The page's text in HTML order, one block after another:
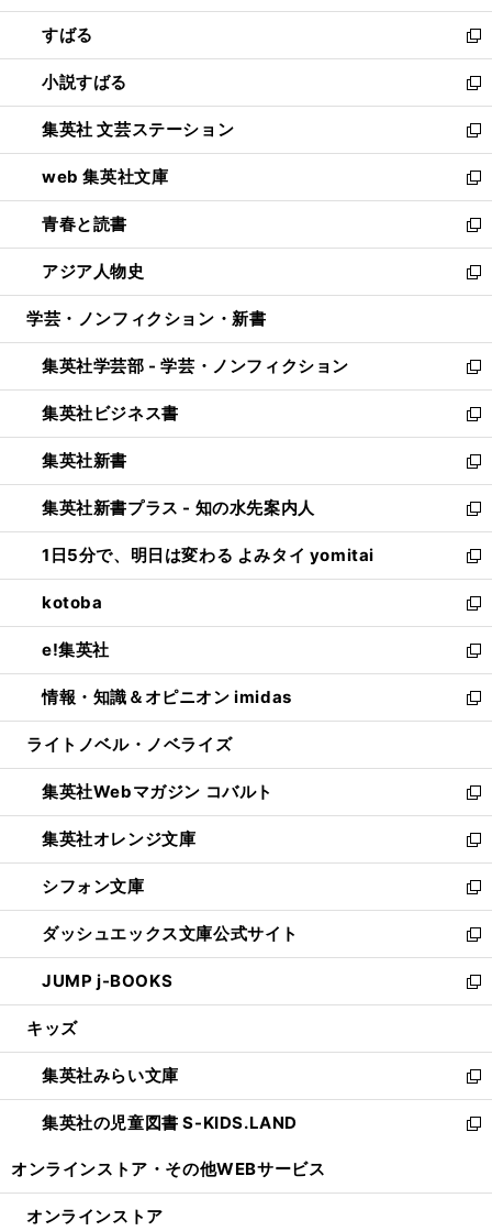
開
く
ウ
で
開
く
ン
ド
ウ
で
開
く
すばる
新
し
い
ウ
ィ
ン
ド
ウ
で
開
く
小説すばる
新
し
い
ウ
ィ
ン
ド
ウ
で
開
集英社 文芸ステーション
新
し
い
ウ
ィ
ン
ド
ウ
開
く
web 集英社文庫
新
し
い
ウ
ィ
ン
ウ
で
開
く
青春と読書
新
し
い
ウ
ン
ド
ウ
で
開
く
アジア人物史
新
し
ウ
ィ
ン
ド
ウ
で
開
く
学芸・ノンフィクション・新書
集英社学芸部 - 学芸・ノンフィクション
新
し
い
ウ
ィ
ン
ド
ウ
で
開
く
集英社ビジネス書
新
し
い
ウ
ィ
ン
ド
ウ
で
開
く
集英社新書
新
し
い
ウ
ィ
ン
ド
ウ
で
開
く
集英社新書プラス - 知の水先案内人
新
し
い
ウ
ィ
ン
ド
ウ
で
開
1日5分で、明日は変わる よみタイ yomitai
新
し
い
ウ
ィ
ン
ド
ウ
開
く
kotoba
新
し
い
ウ
ィ
ン
ウ
で
開
く
e!集英社
新
し
い
ウ
ン
ド
ウ
で
開
く
情報・知識＆オピニオン imidas
新
し
ウ
ィ
ン
ド
ウ
で
開
く
ライトノベル・ノベライズ
集英社Webマガジン コバルト
新
し
い
ウ
ィ
ン
ド
ウ
で
開
集英社オレンジ文庫
新
し
い
ウ
ィ
ン
ド
ウ
開
く
シフォン文庫
新
し
い
ウ
ィ
ン
ウ
で
開
く
ダッシュエックス文庫公式サイト
新
し
い
ウ
ン
ド
ウ
で
JUMP j-BOOKS
新
し
ウ
ィ
ン
ド
開
キッズ
集英社みらい文庫
新
し
い
ン
集英社の児童図書 S-KIDS.LAND
新
ウ
オンラインストア・ その他WEBサービス
オンラインストア